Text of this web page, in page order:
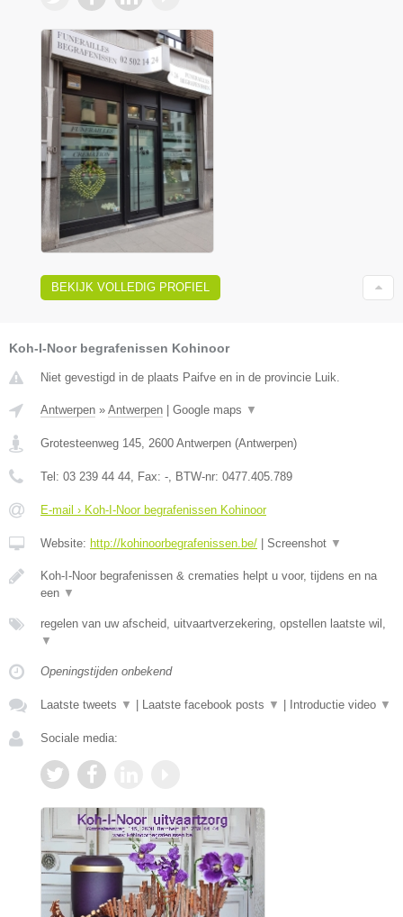
BEKIJK VOLLEDIG PROFIEL
Koh-I-Noor begrafenissen Kohinoor
Niet gevestigd in de plaats Paifve en in de provincie Luik.
Antwerpen » Antwerpen Google maps ▼
Grotesteenweg 145, 2600 Antwerpen (Antwerpen)
Tel: 03 239 44 44, Fax: -, BTW-nr: 0477.405.789
E-mail › Koh-I-Noor begrafenissen Kohinoor
Website: http://kohinoorbegrafenissen.be/ Screenshot ▼
Koh-I-Noor begrafenissen & crematies helpt u voor, tijdens en na
een ▼
regelen van uw afscheid, uitvaartverzekering, opstellen laatste wil,
▼
Openingstijden onbekend
Laatste tweets ▼ Laatste facebook posts ▼ Introductie video ▼
Sociale media: